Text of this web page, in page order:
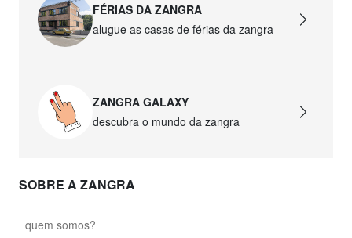
FÉRIAS DA ZANGRA
alugue as casas de férias da zangra
ZANGRA GALAXY
descubra o mundo da zangra
SOBRE A ZANGRA
quem somos?